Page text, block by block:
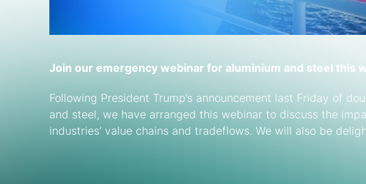
Join our emergency webinar for aluminium and steel this
Following President Trump’s announcement last Friday of
and steel, we have arranged this webinar to discuss the
industries’ value chains and tradeflows. We will also be